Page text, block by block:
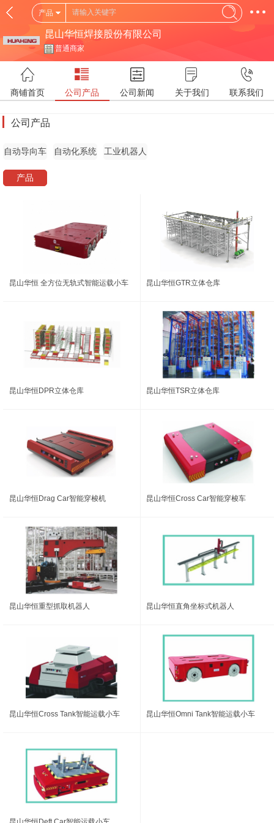
产品
昆山华恒焊接股份有限公司
普通商家
商铺首页 公司产品 公司新闻 关于我们 联系我们
公司产品
自动导向车 自动化系统 工业机器人
产品
昆山华恒 全方位无轨式智能运载小车 昆山华恒GTR立体仓库
昆山华恒DPR立体仓库 昆山华恒TSR立体仓库
昆山华恒Drag Car智能穿梭机 昆山华恒Cross Car智能穿梭车
昆山华恒重型抓取机器人 昆山华恒直角坐标式机器人
昆山华恒Cross Tank智能运载小车 昆山华恒Omni Tank智能运载小车